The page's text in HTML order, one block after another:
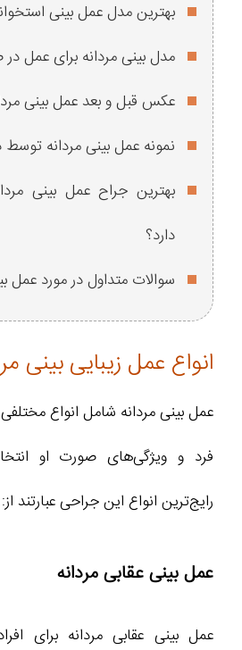
بهترین مدل عمل بینی
مدل بینی مردانه برای عمل
عکس قبل و بعد عمل بینی
نمونه عمل بینی مردانه توسط
بهترین جراح عمل بینی
دارد؟
سوالات متداول در مورد عمل
انواع عمل زیبایی بینی
عمل بینی مردانه شامل انواع
فرد و ویژگی‌های صورت او
رایج‌ترین انواع این جراحی عبارتند از:
عمل بینی عقابی مردانه
عمل بینی عقابی مردانه برای